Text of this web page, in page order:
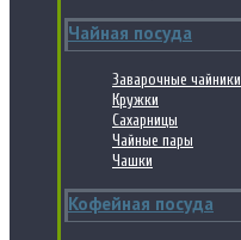
Чайная посуда
Заварочные чайники
Кружки
Сахарницы
Чайные пары
Чашки
Кофейная посуда